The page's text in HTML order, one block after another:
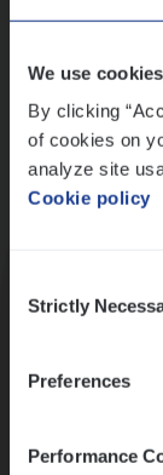
We use cookies
By clicking
of cookies on
analyze site
Cookie policy
Selection
Strictly
Preferences
Performance